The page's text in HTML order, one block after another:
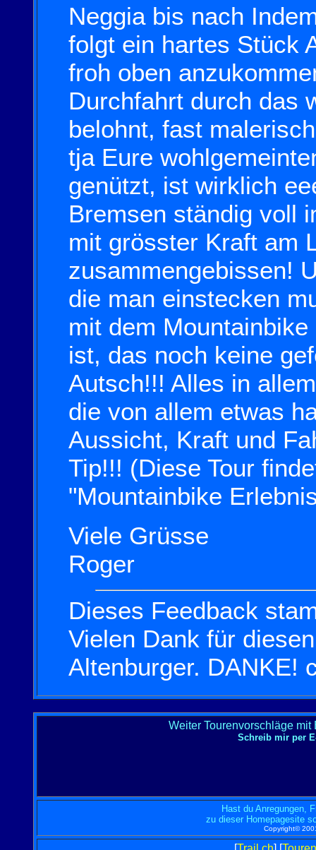
Neggia bis nach
folgt ein hartes Stück
froh oben
Durchfahrt durch das
belohnt, fast
tja Eure
genützt, ist wirklich
Bremsen ständig voll
mit grösster Kraft am
zusammengebissen!
die man einstecken
mit dem
ist, das noch keine
Autsch!!! Alles in
die von allem etwas
Aussicht, Kraft und
Tip!!! (Diese Tour
"Mountainbike
Viele Grüsse
Roger
Dieses Feedback
Vielen Dank für
Altenburger. DANKE!
Weiter Tourenvorschläge
Schreib mir per
Hast du Anregungen,
zu dieser Homepagesite
Copyright©